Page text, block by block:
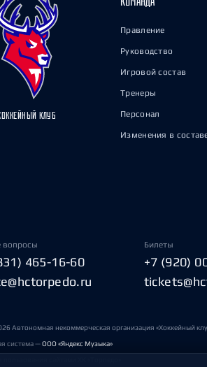
КЛУБ
Правление
Руководство
Игровой состав
Тренеры
Персонал
Изменения в
465-16-60
Билеты
+7 (920)
Автономная некоммерческая организация «Хоккейный
система —ООО «Яндекс Музыка»